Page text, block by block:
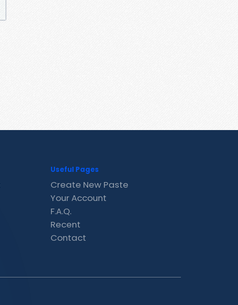
Useful Pages
Create New Paste
Your Account
F.A.Q.
Recent
Contact